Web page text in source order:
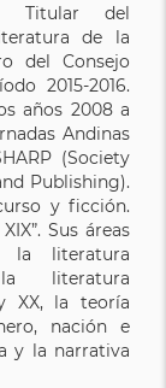
Titular del
de la
del Consejo
2015-2016.
años 2008 a
Andinas
(Society
Publishing).
y ficción.
Sus áreas
la literatura
literatura
XX, la teoría
nación e
y la narrativa